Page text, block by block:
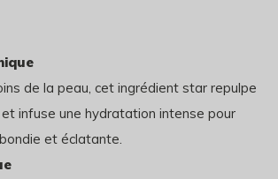
de la peau, cet ingrédient star repulpe
infuse une hydratation intense pour
et éclatante.